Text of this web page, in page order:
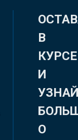
В
КУРСЕ
И
О